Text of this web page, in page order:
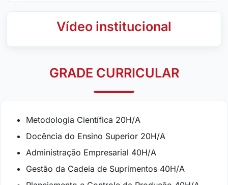
Vídeo institucional
GRADE CURRICULAR
Metodologia Científica 20H/A
Docência do Ensino Superior 20H/A
Administração Empresarial 40H/A
Gestão da Cadeia de Suprimentos 40H/A